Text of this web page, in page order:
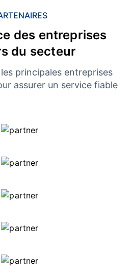
des entreprises
du secteur
principales entreprises
assurer un service fiable